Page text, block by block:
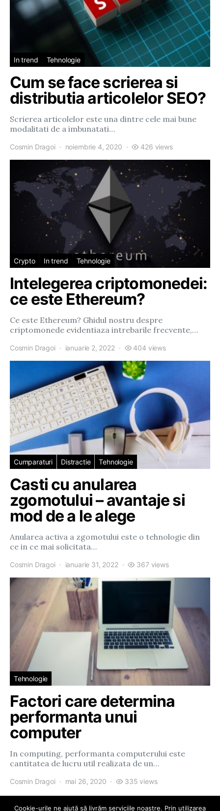
In trend Tehnologie
Cum se face scrierea si
distributia articolelor SEO?
Scrierea articolelor este una dintre cele mai bune
modalitati de a imbunatati…
Cosmin Dragoi noiembrie 4, 2020 426 views
Crypto In trend Tehnologie
Intelegerea criptomonedei:
ce este Ethereum?
Ce este Ethereum? Ghidul nostru despre
criptomonede evidentiaza intrebarile frecvente,…
Cosmin Dragoi ianuarie 2, 2022 404 views
Cumparaturi Distractie Tehnologie
Casti cu anularea
zgomotului – avantaje si
mod de a le alege
Anularea activa a zgomotului este o tehnologie din
ce in ce mai solicitata…
Cosmin Dragoi ianuarie 31, 2022 367 views
Tehnologie
Factori care determina
performanta unui
computer
In computing, performanta computerului este
cantitatea de lucru util realizata de un…
Cosmin Dragoi mai 26, 2020 335 views
Cookie-urile ne ajută să livrăm serviciile noastre. Prin utilizarea